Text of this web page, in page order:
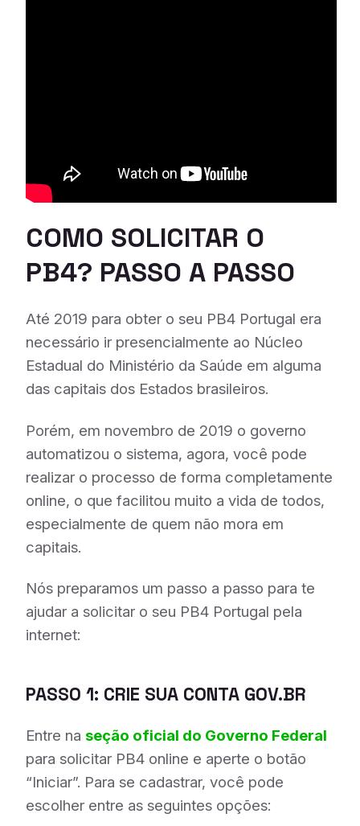
COMO SOLICITAR O
PB4? PASSO A PASSO
Até 2019 para obter o seu PB4 Portugal era
necessário ir presencialmente ao Núcleo
Estadual do Ministério da Saúde em alguma
das capitais dos Estados brasileiros.
Porém, em novembro de 2019 o governo
automatizou o sistema, agora, você pode
realizar o processo de forma completamente
online, o que facilitou muito a vida de todos,
especialmente de quem não mora em
capitais.
Nós preparamos um passo a passo para te
ajudar a solicitar o seu PB4 Portugal pela
internet:
PASSO 1: CRIE SUA CONTA GOV.BR
Entre na seção oficial do Governo Federal
para solicitar PB4 online e aperte o botão
“Iniciar”. Para se cadastrar, você pode
escolher entre as seguintes opções: